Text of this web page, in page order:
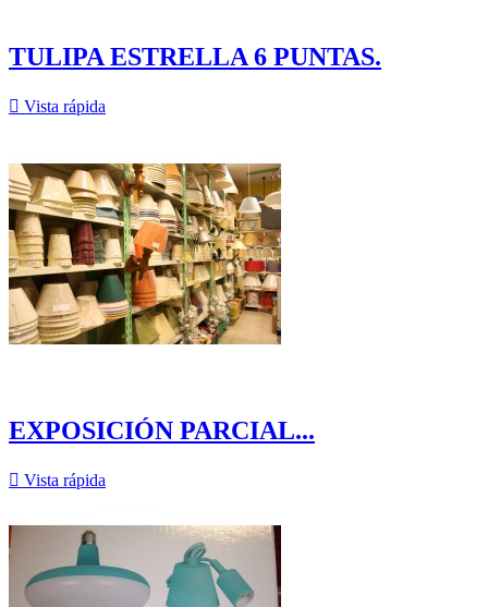
TULIPA ESTRELLA 6 PUNTAS.
 Vista rápida
EXPOSICIÓN PARCIAL...
 Vista rápida